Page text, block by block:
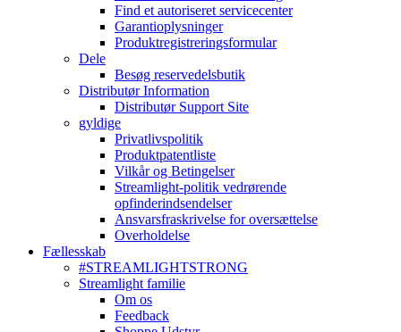
Find et autoriseret servicecenter
Garantioplysninger
Produktregistreringsformular
Dele
Besøg reservedelsbutik
Distributør Information
Distributør Support Site
gyldige
Privatlivspolitik
Produktpatentliste
Vilkår og Betingelser
Streamlight-politik vedrørende
opfinderindsendelser
Ansvarsfraskrivelse for oversættelse
Overholdelse
Fællesskab
#STREAMLIGHTSTRONG
Streamlight familie
Om os
Feedback